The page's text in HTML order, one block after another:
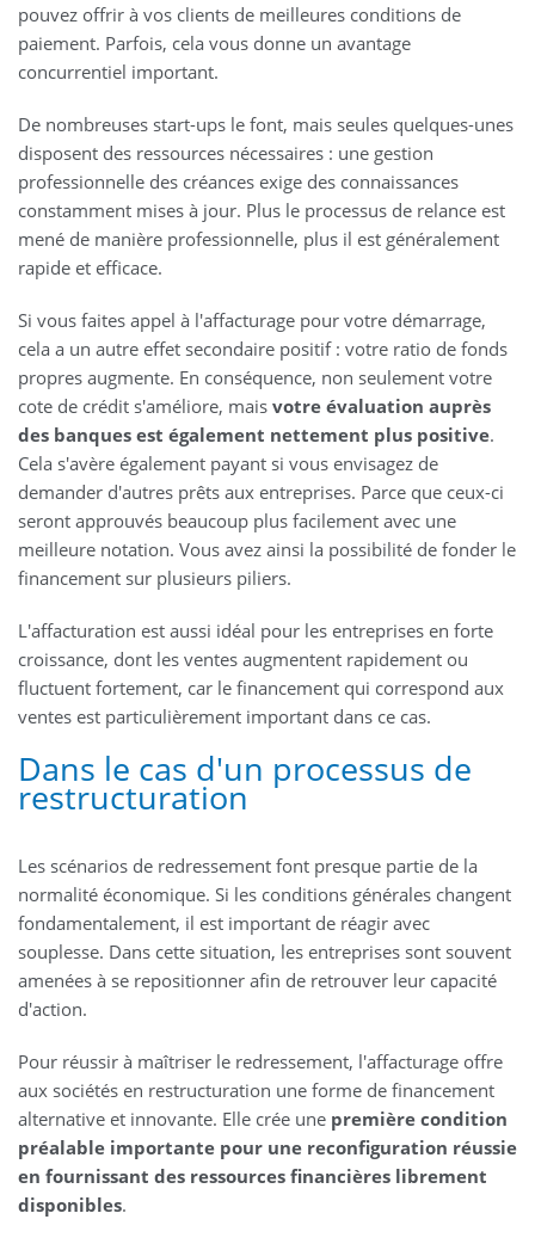
pouvez offrir à vos clients de meilleures conditions de
paiement. Parfois, cela vous donne un avantage
concurrentiel important.
De nombreuses start-ups le font, mais seules quelques-unes
disposent des ressources nécessaires : une gestion
professionnelle des créances exige des connaissances
constamment mises à jour. Plus le processus de relance est
mené de manière professionnelle, plus il est généralement
rapide et efficace.
Si vous faites appel à l'affacturage pour votre démarrage,
cela a un autre effet secondaire positif : votre ratio de fonds
propres augmente. En conséquence, non seulement votre
cote de crédit s'améliore, mais votre évaluation auprès
des banques est également nettement plus positive.
Cela s'avère également payant si vous envisagez de
demander d'autres prêts aux entreprises. Parce que ceux-ci
seront approuvés beaucoup plus facilement avec une
meilleure notation. Vous avez ainsi la possibilité de fonder le
financement sur plusieurs piliers.
L'affacturation est aussi idéal pour les entreprises en forte
croissance, dont les ventes augmentent rapidement ou
fluctuent fortement, car le financement qui correspond aux
ventes est particulièrement important dans ce cas.
Dans le cas d'un processus de
restructuration
Les scénarios de redressement font presque partie de la
normalité économique. Si les conditions générales changent
fondamentalement, il est important de réagir avec
souplesse. Dans cette situation, les entreprises sont souvent
amenées à se repositionner afin de retrouver leur capacité
d'action.
Pour réussir à maîtriser le redressement, l'affacturage offre
aux sociétés en restructuration une forme de financement
alternative et innovante. Elle crée une première condition
préalable importante pour une reconfiguration réussie
en fournissant des ressources financières librement
disponibles.